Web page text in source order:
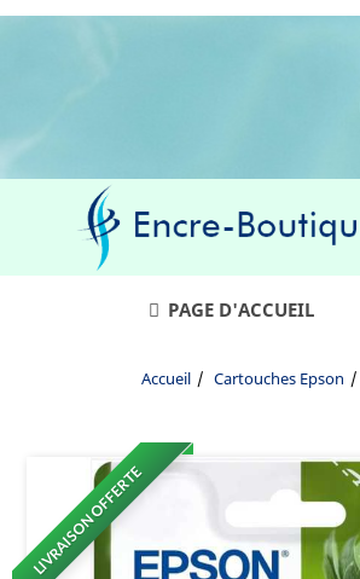
PAGE D'ACCUEIL
Accueil Cartouches Epson
LIVRAISON OFFERTE